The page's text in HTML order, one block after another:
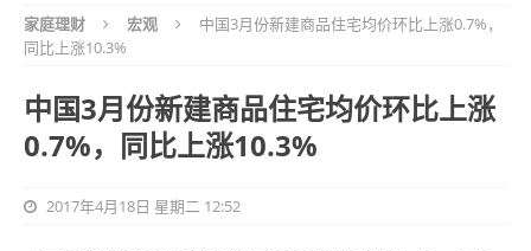
家庭理财 宏观
中国3月份新建商品住宅均价环比上涨0.7%，
同比上涨10.3%
中国3月份新建商品住宅均价环比上涨
0.7%，同比上涨10.3%
2017年4月18日 星期二 12:52